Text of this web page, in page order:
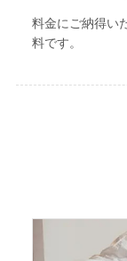
料金にご納得い
料です。